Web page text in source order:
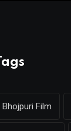
Tags
Bhojpuri Film